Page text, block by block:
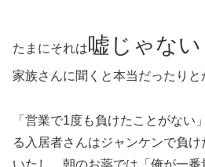
たまにそれは嘘じゃない
家族さんに聞くと本当だったりと
「営業で1度も負けたことがない
る入居者さんはジャンケンで負